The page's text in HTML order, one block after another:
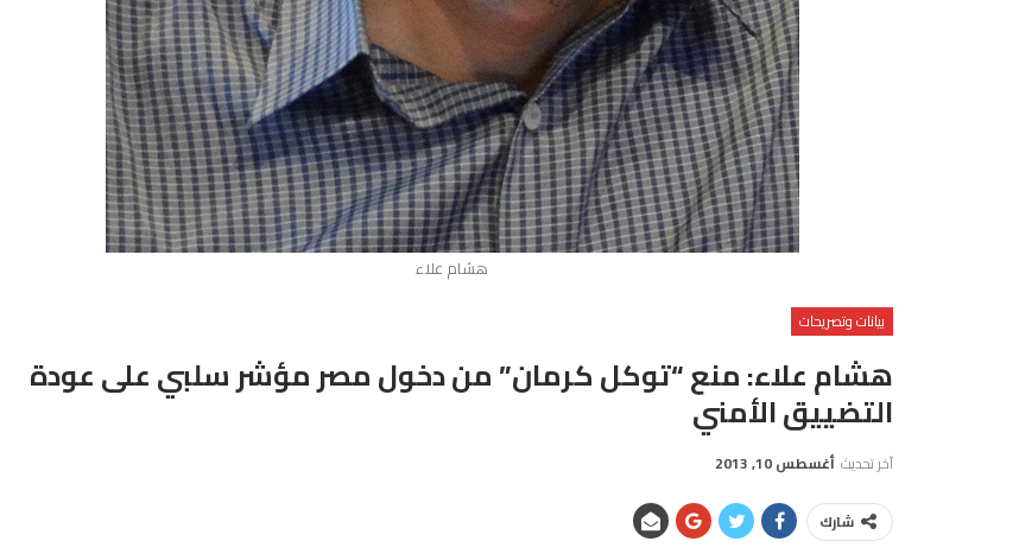
هشام علاء
بيانات وتصريحات
هشام علاء: منع “توكل كرمان” من دخول مصر مؤشر سلبي على عودة
التضييق الأمني
آخر تحديث أغسطس 10, 2013
شارك